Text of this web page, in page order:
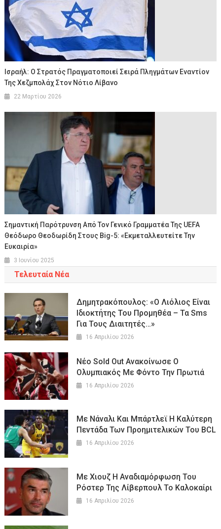
Ισραήλ: Ο Στρατός Πραγματοποιεί Σειρά Πληγμάτων Εναντίον
Της Χεζμπολάχ Στον Νότιο Λίβανο
22 Μαρτίου 2026
Σημαντική Παρότρυνση Από Τον Γενικό Γραμματέα Της UEFA
Θεόδωρο Θεοδωρίδη Στους Big-5: «Εκμεταλλευτείτε Την
Ευκαιρία»
3 Ιουνίου 2025
Τελευταία Νέα
Δημητρακόπουλος: «Ο Λιόλιος Είναι
Ιδιοκτήτης Του Προμηθέα – Τα Sms
Για Τους Διαιτητές…»
16 Απριλίου 2026
Nέο Sold Out Ανακοίνωσε Ο
Ολυμπιακός Με Φόντο Την Πρωτιά
16 Απριλίου 2026
Με Νάναλι Και Μπάρτλεϊ Η Καλύτερη
Πεντάδα Των Προημιτελικών Του BCL
16 Απριλίου 2026
Με Χιουζ Η Αναδιαμόρφωση Του
Ρόστερ Της Λίβερπουλ Το Καλοκαίρι
16 Απριλίου 2026